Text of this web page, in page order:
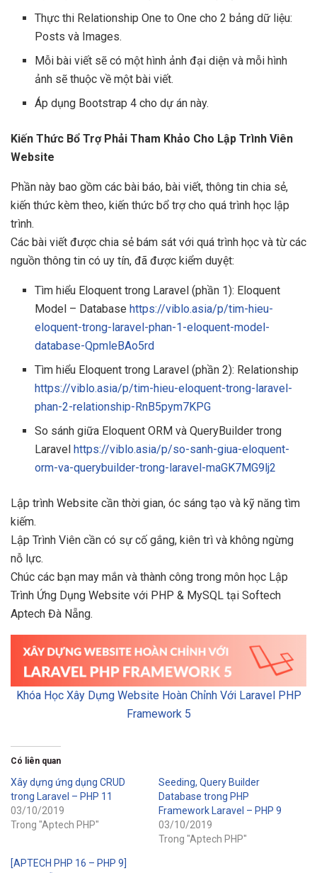
Thực thi Relationship One to One cho 2 bảng dữ liệu:
Posts và Images.
Mỗi bài viết sẽ có một hình ảnh đại diện và mỗi hình
ảnh sẽ thuộc về một bài viết.
Áp dụng Bootstrap 4 cho dự án này.
Kiến Thức Bổ Trợ Phải Tham Khảo Cho Lập Trình Viên
Website
Phần này bao gồm các bài báo, bài viết, thông tin chia sẻ,
kiến thức kèm theo, kiến thức bổ trợ cho quá trình học lập
trình.
Các bài viết được chia sẻ bám sát với quá trình học và từ các
nguồn thông tin có uy tín, đã được kiểm duyệt:
Tìm hiểu Eloquent trong Laravel (phần 1): Eloquent
Model – Databasehttps://viblo.asia/p/tim-hieu-
eloquent-trong-laravel-phan-1-eloquent-model-
database-QpmleBAo5rd
Tìm hiểu Eloquent trong Laravel (phần 2): Relationship
https://viblo.asia/p/tim-hieu-eloquent-trong-laravel-
phan-2-relationship-RnB5pym7KPG
So sánh giữa Eloquent ORM và QueryBuilder trong
Laravelhttps://viblo.asia/p/so-sanh-giua-eloquent-
orm-va-querybuilder-trong-laravel-maGK7MG9lj2
Lập trình Website cần thời gian, óc sáng tạo và kỹ năng tìm
kiếm.
Lập Trình Viên cần có sự cố gắng, kiên trì và không ngừng
nỗ lực.
Chúc các bạn may mắn và thành công trong môn học Lập
Trình Ứng Dụng Website với PHP & MySQL tại Softech
Aptech Đà Nẵng.
Khóa Học Xây Dựng Website Hoàn Chỉnh Với Laravel PHP
Framework 5
Có liên quan
Xây dựng ứng dụng CRUD
trong Laravel – PHP 11
03/10/2019
Trong "Aptech PHP"
Seeding, Query Builder
Database trong PHP
Framework Laravel – PHP 9
03/10/2019
Trong "Aptech PHP"
[APTECH PHP 16 – PHP 9]